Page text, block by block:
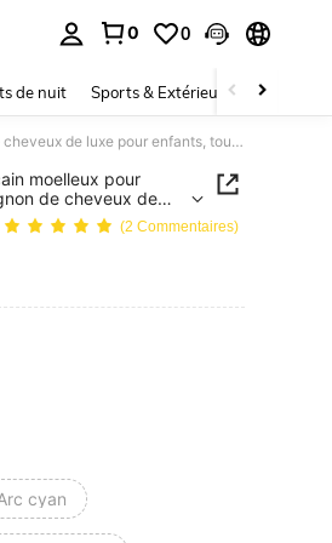
0 0
de nuit Sports & Extérieur Enfants
1 pièce Chignon de cheveux africain moelleux pour enfants, doux et confortable, chignon de cheveux de luxe pour enfants, toucher doux, moelleux et bouclé, convient aux filles, avec élasticité
moelleux pour
de cheveux de
et bouclé,(2 Commentaires)
cyan